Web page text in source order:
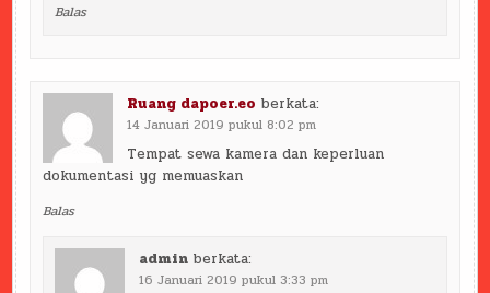
Balas
Ruang dapoer.eo berkata:
14 Januari 2019 pukul 8:02 pm
Tempat sewa kamera dan keperluan
dokumentasi yg memuaskan
Balas
admin berkata:
16 Januari 2019 pukul 3:33 pm